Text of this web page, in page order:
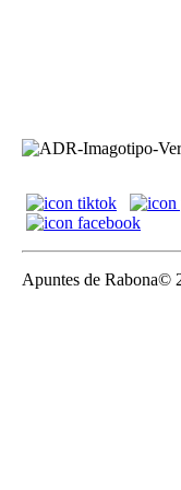
Apuntes de Rabona©